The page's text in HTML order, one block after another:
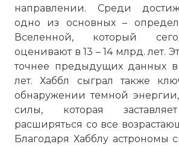
направлении. Среди
одно из основных –
Вселенной, который
оценивают в 13 – 14 млрд. лет.
точнее предыдущих данных
лет. Хаббл сыграл также
обнаружении темной
силы, которая
расширяться со все
Благодаря Хабблу астрономы